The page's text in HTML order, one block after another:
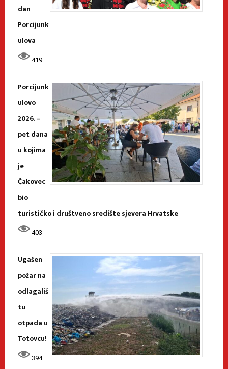
dan
Porcijunk
ulova
419
Porcijunk
ulovo
2026. –
pet dana
u kojima
je
Čakovec
bio
turističko i društveno središte sjevera Hrvatske
403
Ugašen
požar na
odlagališ
tu
otpada u
Totovcu!
394